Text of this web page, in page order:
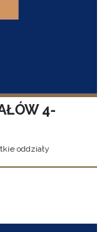
4-
oddziały